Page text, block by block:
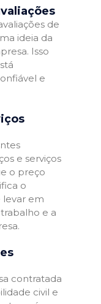
de
ideia da
Isso
e
e serviços
o preço
o
levar em
e a
contratada
civil e